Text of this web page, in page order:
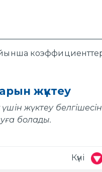
жүктеу
жүктеу
болады.
Күні